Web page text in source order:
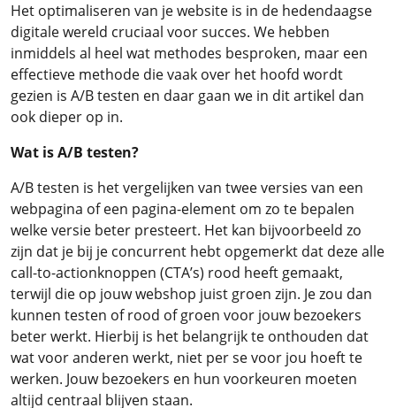
Het optimaliseren van je website is in de hedendaagse
digitale wereld cruciaal voor succes. We hebben
inmiddels al heel wat methodes besproken, maar een
effectieve methode die vaak over het hoofd wordt
gezien is A/B testen en daar gaan we in dit artikel dan
ook dieper op in.
Wat is A/B testen?
A/B testen is het vergelijken van twee versies van een
webpagina of een pagina-element om zo te bepalen
welke versie beter presteert. Het kan bijvoorbeeld zo
zijn dat je bij je concurrent hebt opgemerkt dat deze alle
call-to-actionknoppen (CTA’s) rood heeft gemaakt,
terwijl die op jouw webshop juist groen zijn. Je zou dan
kunnen testen of rood of groen voor jouw bezoekers
beter werkt. Hierbij is het belangrijk te onthouden dat
wat voor anderen werkt, niet per se voor jou hoeft te
werken. Jouw bezoekers en hun voorkeuren moeten
altijd centraal blijven staan.